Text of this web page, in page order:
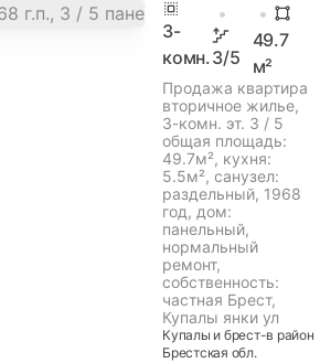
3-
комн.3/5
49.7
м²
Продажа квартира
вторичное жилье,
3-комн. эт. 3 / 5
общая площадь:
49.7м², кухня:
5.5м², cанузел:
раздельный, 1968
год, дом:
панельный,
нормальный
ремонт,
собственность:
частная Брест,
Купалы янки ул
Купалы и брест-в район
Брестская обл.